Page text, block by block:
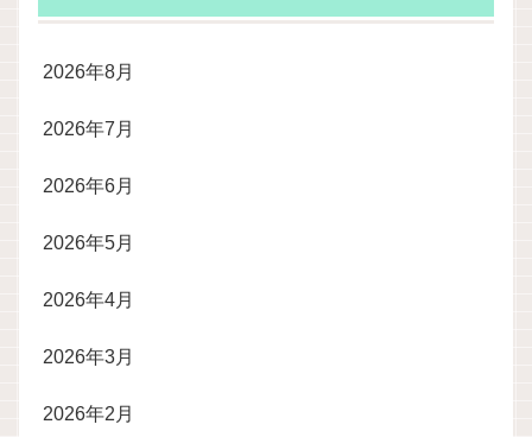
2026年8月
2026年7月
2026年6月
2026年5月
2026年4月
2026年3月
2026年2月